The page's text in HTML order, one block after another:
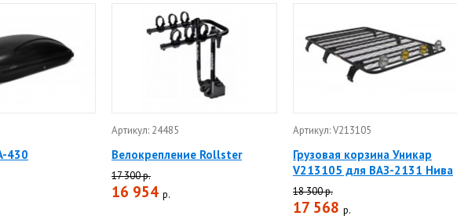
430
Артикул: 24485
Велокрепление Rollster
17 300 р.
16 954 р.
Артикул: V213105
Грузовая корзина Уникар
V213105 для ВАЗ-2131 Нива
18 300 р.
17 568 р.